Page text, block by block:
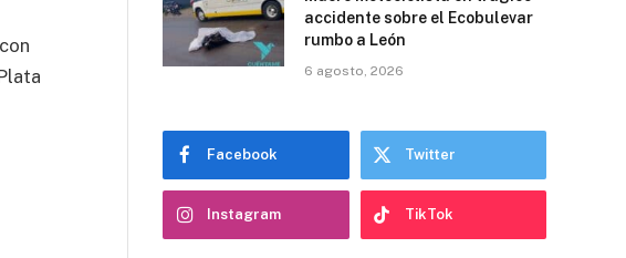
accidente sobre el Ecobulevar
rumbo a León
6 agosto, 2026
Facebook Twitter
Instagram TikTok